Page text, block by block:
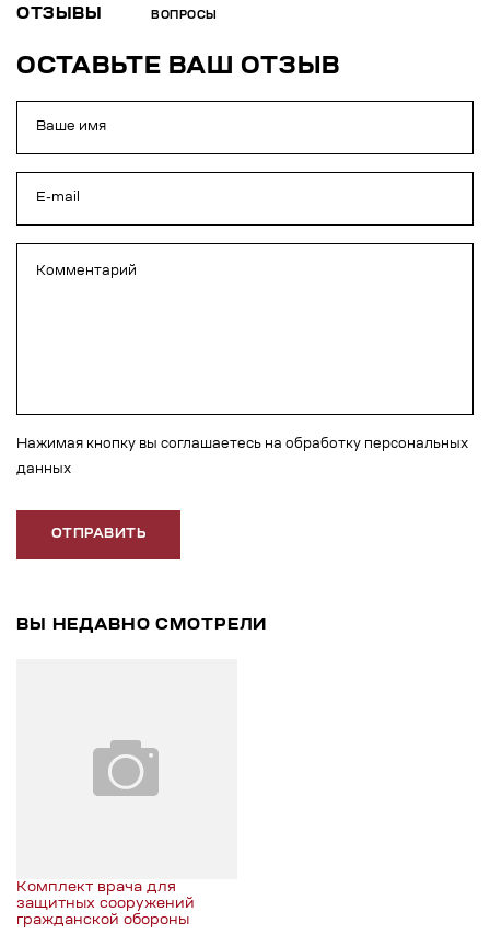
ОТЗЫВЫ ВОПРОСЫ
ОСТАВЬТЕ ВАШ ОТЗЫВ
Нажимая кнопку вы соглашаетесь на обработку персональных
данных
ОТПРАВИТЬ
ВЫ НЕДАВНО СМОТРЕЛИ
Комплект врача для
защитных сооружений
гражданской обороны